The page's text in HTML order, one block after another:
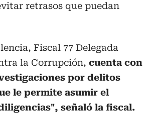
retrasos que puedan
Fiscal 77 Delegada
la Corrupción, cuenta con
por delitos
le permite asumir el
señaló la fiscal.